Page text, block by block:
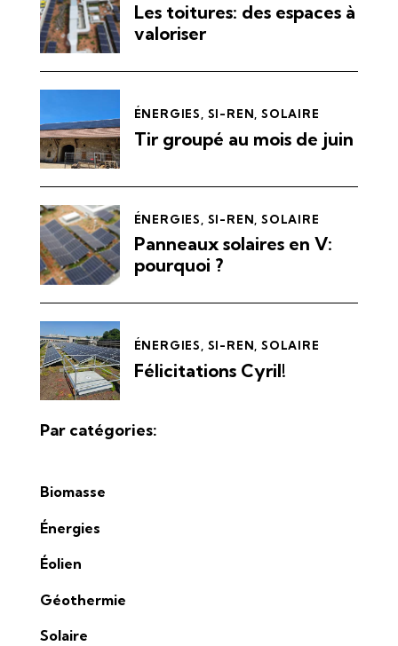
Les toitures: des espaces à
valoriser
ÉNERGIES SI-REN SOLAIRE
Tir groupé au mois de juin
ÉNERGIES SI-REN SOLAIRE
Panneaux solaires en V:
pourquoi ?
ÉNERGIES SI-REN SOLAIRE
Félicitations Cyril!
Par catégories:
Biomasse
Énergies
Éolien
Géothermie
Solaire